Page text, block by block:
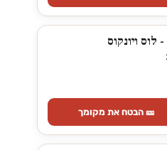
🎫 הבטח את מקומך